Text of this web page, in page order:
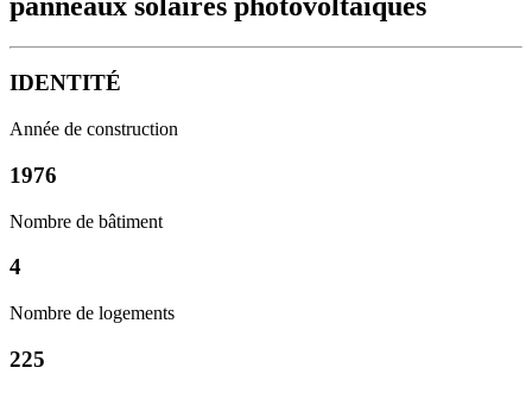
IDENTITÉ
Année de construction
1976
Nombre de bâtiment
4
Nombre de logements
225